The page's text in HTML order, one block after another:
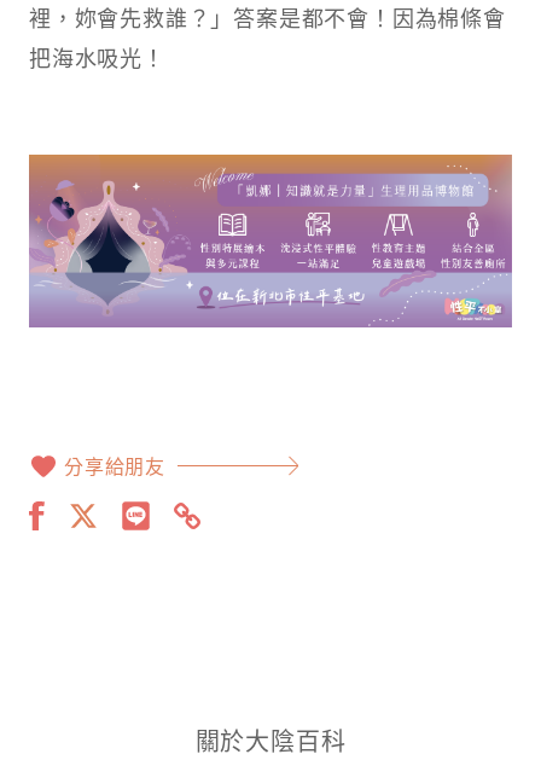
裡，妳會先救誰？」答案是都不會！因為棉條會
把海水吸光！
分享給朋友
關於大陰百科